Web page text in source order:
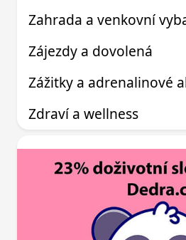
Zahrada a venkovní
Zájezdy a dovolená
Zážitky a adrenalinové
Zdraví a wellness